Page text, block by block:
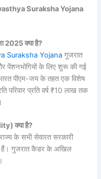
Suraksha Yojana
2025 क्या है?
Suraksha Yojana गुजरात
और पेंशनभोगियों के लिए शुरू की गई
पीएम-जय के तहत एक विशेष
परिवार प्रति वर्ष ₹10 लाख तक
क्या है?
के सभी सेवारत सरकारी
हैं। गुजरात कैडर के अखिल